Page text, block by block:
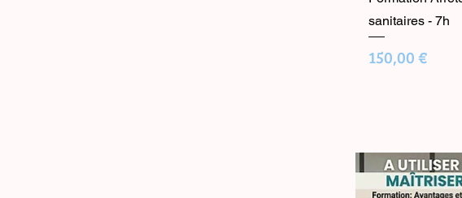
sanitaires - 7h
Prix
150,00 €